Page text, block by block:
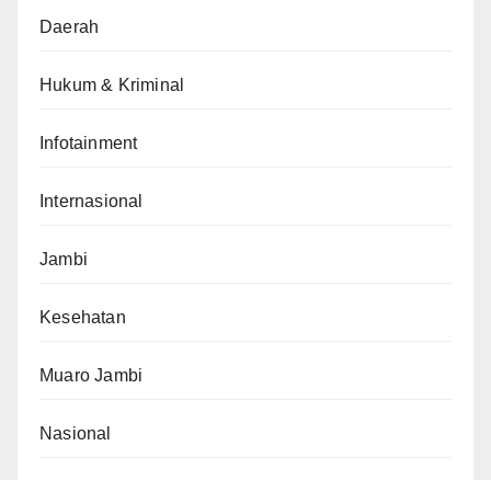
Daerah
Hukum & Kriminal
Infotainment
Internasional
Jambi
Kesehatan
Muaro Jambi
Nasional